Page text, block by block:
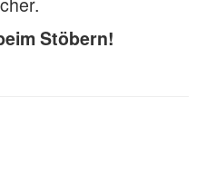
Stöbern!